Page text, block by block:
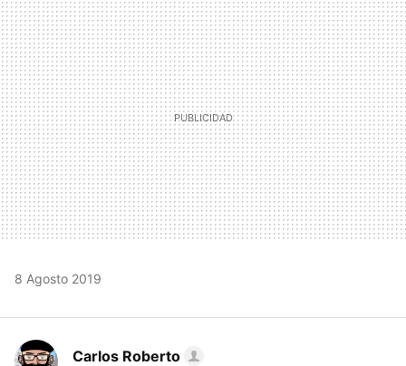
MAIL
8 Agosto 2019
Carlos Roberto